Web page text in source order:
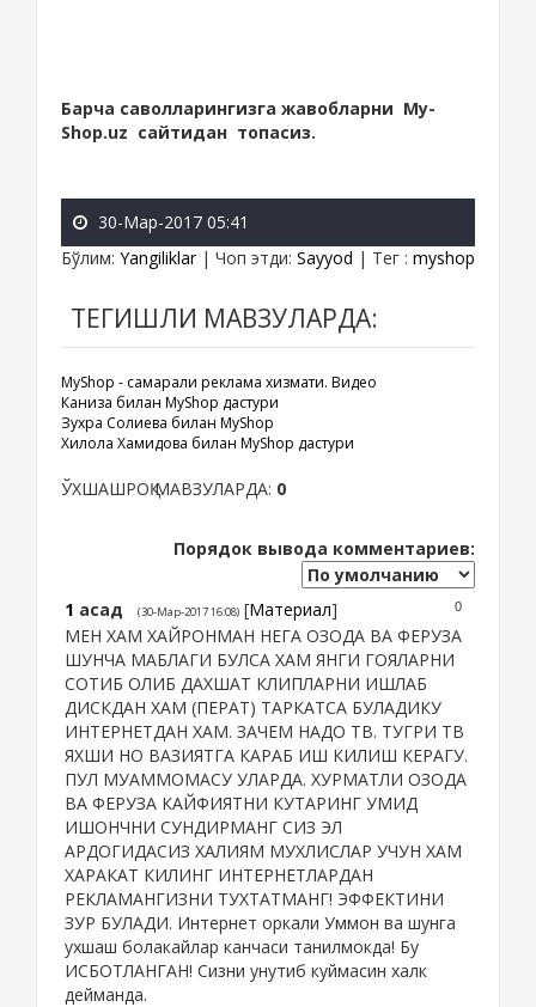
Барча саволларингизга жавобларни My-
Shop.uz сайтидан топасиз.
30-Мар-2017 05:41
Бўлим: Yangiliklar| Чоп этди: Sayyod | Тег : myshop
ТЕГИШЛИ МАВЗУЛАРДА:
MyShop - самарали реклама хизмати. Видео
Каниза билан MyShop дастури
Зухра Солиева билан MyShop
Хилола Хамидова билан MyShop дастури
ЎХШАШРОҚ МАВЗУЛАРДА: 0
Порядок вывода комментариев:
0
1 асад (30-Мар-2017 16:08) [Материал]
МЕН ХАМ ХАЙРОНМАН НЕГА ОЗОДА ВА ФЕРУЗА
ШУНЧА МАБЛАГИ БУЛСА ХАМ ЯНГИ ГОЯЛАРНИ
СОТИБ ОЛИБ ДАХШАТ КЛИПЛАРНИ ИШЛАБ
ДИСКДАН ХАМ (ПЕРАТ) ТАРКАТСА БУЛАДИКУ
ИНТЕРНЕТДАН ХАМ. ЗАЧЕМ НАДО ТВ. ТУГРИ ТВ
ЯХШИ НО ВАЗИЯТГА КАРАБ ИШ КИЛИШ КЕРАГУ.
ПУЛ МУАММОМАСУ УЛАРДА. ХУРМАТЛИ ОЗОДА
ВА ФЕРУЗА КАЙФИЯТНИ КУТАРИНГ УМИД
ИШОНЧНИ СУНДИРМАНГ СИЗ ЭЛ
АРДОГИДАСИЗ ХАЛИЯМ МУХЛИСЛАР УЧУН ХАМ
ХАРАКАТ КИЛИНГ ИНТЕРНЕТЛАРДАН
РЕКЛАМАНГИЗНИ ТУХТАТМАНГ! ЭФФЕКТИНИ
ЗУР БУЛАДИ. Интернет оркали Уммон ва шунга
ухшаш болакайлар канчаси танилмокда! Бу
ИСБОТЛАНГАН! Сизни унутиб куймасин халк
дейманда.